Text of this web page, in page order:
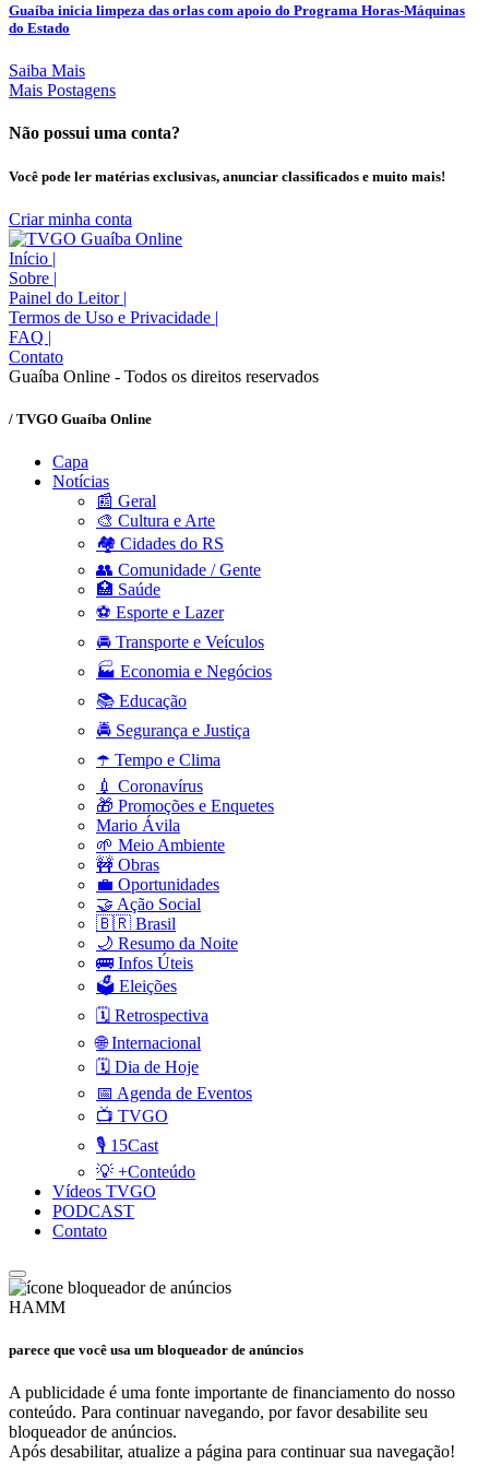
Guaíba inicia limpeza das orlas com apoio do Programa Horas-Máquinas
do Estado
Saiba Mais
Mais Postagens
Não possui uma conta?
Você pode ler matérias exclusivas, anunciar classificados e muito mais!
Criar minha conta
Início |
Sobre |
Painel do Leitor |
Termos de Uso e Privacidade |
FAQ |
Contato
Guaíba Online - Todos os direitos reservados
/ TVGO Guaíba Online
Capa
Notícias
📰 Geral
🎨 Cultura e Arte
🏘️ Cidades do RS
👥 Comunidade / Gente
🏥 Saúde
⚽ Esporte e Lazer
🚘 Transporte e Veículos
🏭 Economia e Negócios
📚 Educação
🚔 Segurança e Justiça
☂️ Tempo e Clima
💉 Coronavírus
🎁 Promoções e Enquetes
Mario Ávila
🌱 Meio Ambiente
🚧 Obras
💼 Oportunidades
🤝 Ação Social
🇧🇷 Brasil
🌙 Resumo da Noite
🚌 Infos Úteis
🗳️ Eleições
🗓️ Retrospectiva
🌐 Internacional
🗓️ Dia de Hoje
📅 Agenda de Eventos
📺 TVGO
🎙️ 15Cast
💡 +Conteúdo
Vídeos TVGO
PODCAST
Contato
HAMM
parece que você usa um bloqueador de anúncios
A publicidade é uma fonte importante de financiamento do nosso
conteúdo. Para continuar navegando, por favor desabilite seu
bloqueador de anúncios.
Após desabilitar, atualize a página para continuar sua navegação!